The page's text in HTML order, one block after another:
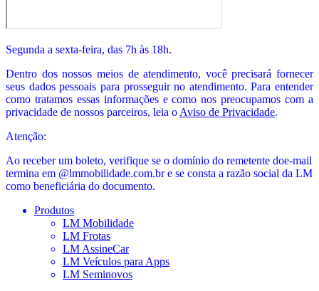
Segunda a sexta-feira, das 7h às 18h.
Dentro dos nossos meios de atendimento, você precisará fornecer
seus dados pessoais para prosseguir no atendimento. Para entender
como tratamos essas informações e como nos preocupamos com a
privacidade de nossos parceiros, leia o Aviso de Privacidade.
Atenção:
Ao receber um boleto, verifique se o domínio do remetente doe-mail
termina em @lmmobilidade.com.br e se consta a razão social da LM
como beneficiária do documento.
Produtos
LM Mobilidade
LM Frotas
LM AssineCar
LM Veículos para Apps
LM Seminovos